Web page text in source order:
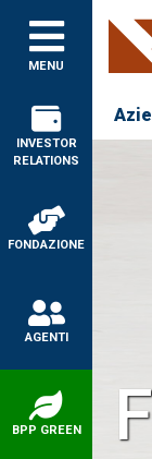
MENU
INVESTOR
RELATIONS
FONDAZIONE
AGENTI
BPP GREEN